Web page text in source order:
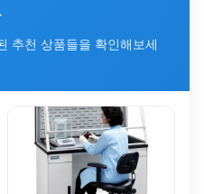
추천 상품들을 확인해보세